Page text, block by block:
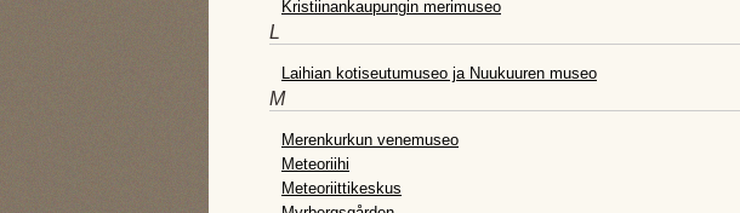
Kristiinankaupungin merimuseo
L
Laihian kotiseutumuseo ja Nuukuuren museo
M
Merenkurkun venemuseo
Meteoriihi
Meteoriittikeskus